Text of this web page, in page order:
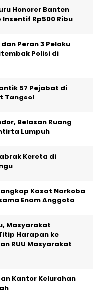
Honorer Banten
Rp500 Ribu
Peran 3 Pelaku
Polisi di
57 Pejabat di
Tangsel
Belasan Ruang
Lumpuh
Kereta di
Kasat Narkoba
Enam Anggota
Masyarakat
Harapan ke
RUU Masyarakat
Kantor Kelurahan